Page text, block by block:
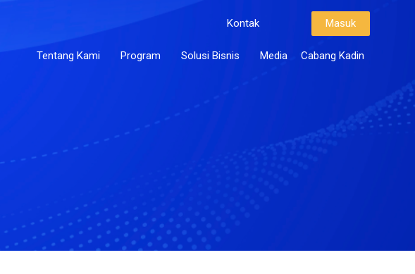
Kontak Masuk
Tentang Kami Program Solusi Bisnis Media Cabang Kadin